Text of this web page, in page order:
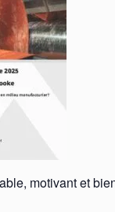
motivant et